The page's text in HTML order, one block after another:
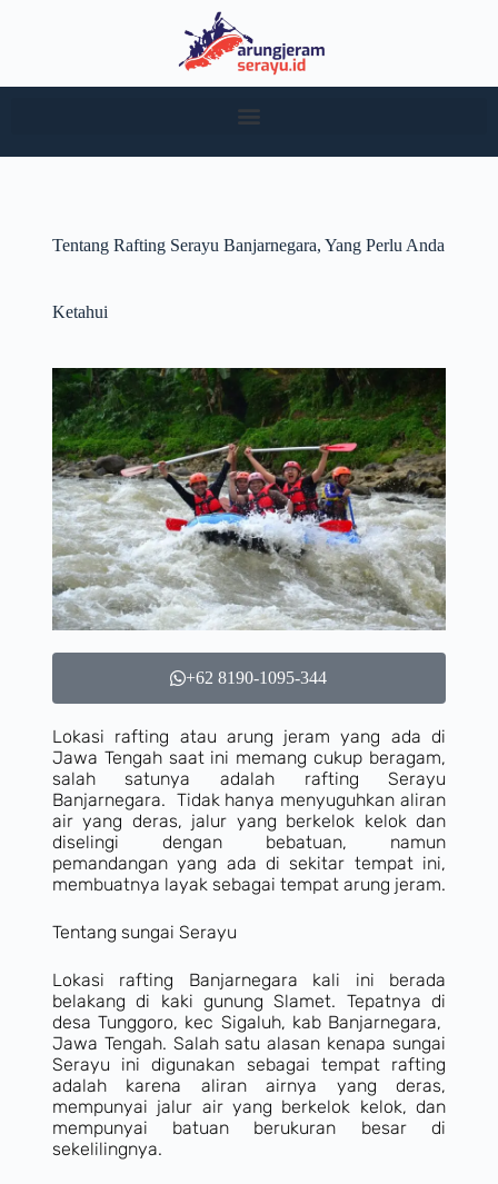
Tentang Rafting Serayu Banjarnegara, Yang Perlu Anda
Ketahui
+62 8190-1095-344
Lokasi rafting atau arung jeram yang ada di
Jawa Tengah saat ini memang cukup beragam,
salah satunya adalah rafting Serayu
Banjarnegara. Tidak hanya menyuguhkan aliran
air yang deras, jalur yang berkelok kelok dan
diselingi dengan bebatuan, namun
pemandangan yang ada di sekitar tempat ini,
membuatnya layak sebagai tempat arung jeram.
Tentang sungai Serayu
Lokasi rafting Banjarnegara kali ini berada
belakang di kaki gunung Slamet. Tepatnya di
desa Tunggoro, kec Sigaluh, kab Banjarnegara,
Jawa Tengah. Salah satu alasan kenapa sungai
Serayu ini digunakan sebagai tempat rafting
adalah karena aliran airnya yang deras,
mempunyai jalur air yang berkelok kelok, dan
mempunyai batuan berukuran besar di
sekelilingnya.